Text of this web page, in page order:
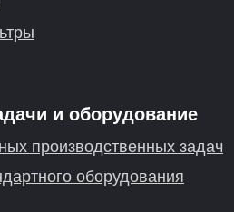
и оборудование
производственных задач
оборудования